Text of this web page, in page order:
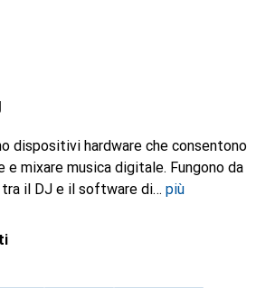
dispositivi hardware che consentono
e mixare musica digitale. Fungono da
il DJ e il software di
più